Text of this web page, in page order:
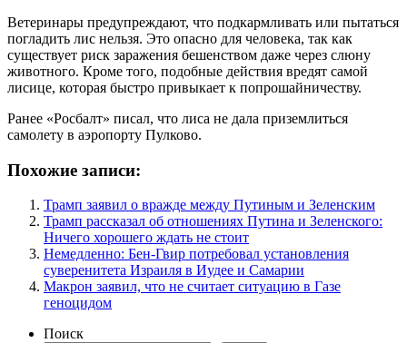
Ветеринары предупреждают, что подкармливать или пытаться
погладить лис нельзя. Это опасно для человека, так как
существует риск заражения бешенством даже через слюну
животного. Кроме того, подобные действия вредят самой
лисице, которая быстро привыкает к попрошайничеству.
Ранее «Росбалт» писал, что лиса не дала приземлиться
самолету в аэропорту Пулково.
Похожие записи:
Трамп заявил о вражде между Путиным и Зеленским
Трамп рассказал об отношениях Путина и Зеленского:
Ничего хорошего ждать не стоит
Немедленно: Бен-Гвир потребовал установления
суверенитета Израиля в Иудее и Самарии
Макрон заявил, что не считает ситуацию в Газе
геноцидом
Поиск